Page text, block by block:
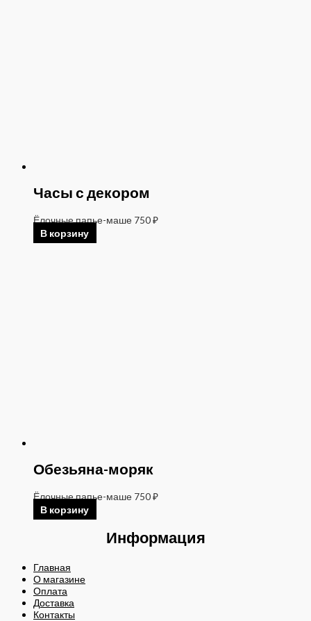
Часы с декором
Ёлочные папье-маше 750₽
В корзину
Обезьяна-моряк
Ёлочные папье-маше 750₽
В корзину
Информация
Главная
О магазине
Оплата
Доставка
Контакты